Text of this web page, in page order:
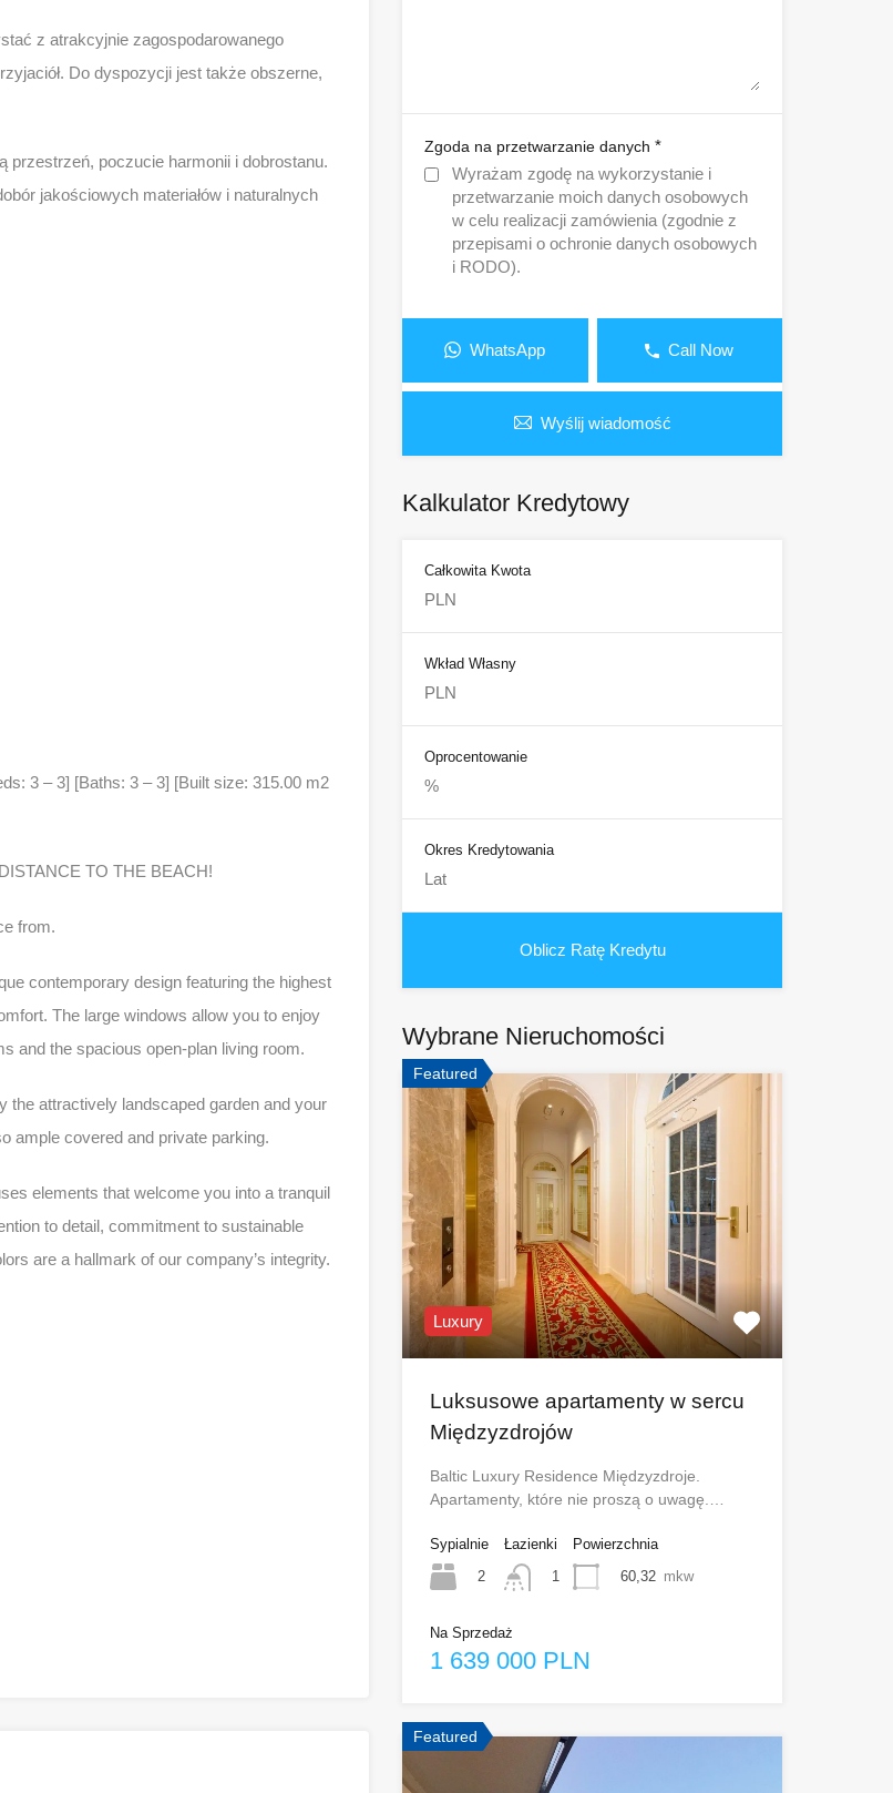
z atrakcyjnie zagospodarowanego
Do dyspozycji jest także obszerne,
przestrzeń, poczucie harmonii i dobrostanu.
jakościowych materiałów i naturalnych
3 – 3] [Baths: 3 – 3] [Built size: 315.00 m2
TO THE BEACH!
from.
contemporary design featuring the highest
The large windows allow you to enjoy
and the spacious open-plan living room.
the attractively landscaped garden and your
ample covered and private parking.
elements that welcome you into a tranquil
to detail, commitment to sustainable
are a hallmark of our company’s integrity.
Zgoda na przetwarzanie danych *
Wyrażam zgodę na wykorzystanie i
przetwarzanie moich danych osobowych
w celu realizacji zamówienia (zgodnie z
przepisami o ochronie danych osobowych
i RODO).
WhatsApp Call Now
Wyślij wiadomość
Kalkulator Kredytowy
Całkowita Kwota
Wkład Własny
Oprocentowanie
Okres Kredytowania
Wybrane Nieruchomości
Featured
Luxury
Luksusowe apartamenty w sercu
Międzyzdrojów
Baltic Luxury Residence Międzyzdroje.
Apartamenty, które nie proszą o uwagę.…
Sypialnie
2
Łazienki
1
Powierzchnia
60,32 mkw
Na Sprzedaż
1 639 000 PLN
Featured